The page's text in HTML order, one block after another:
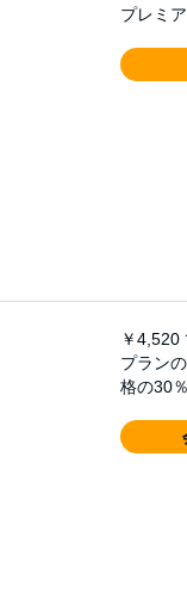
プレミ
￥4,520
プラン
格の30